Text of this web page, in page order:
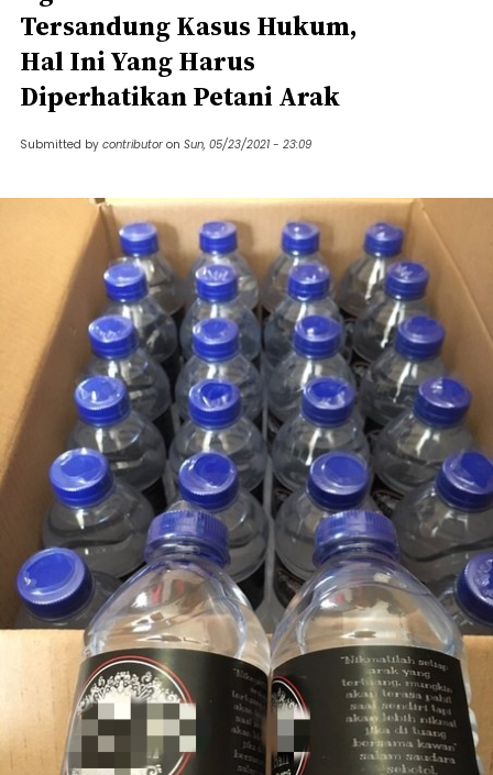
Tersandung Kasus Hukum,
Hal Ini Yang Harus
Diperhatikan Petani Arak
Submitted by contributor on Sun, 05/23/2021 - 23:09